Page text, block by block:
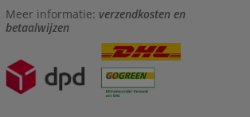
Meer informatie: verzendkosten en
betaalwijzen